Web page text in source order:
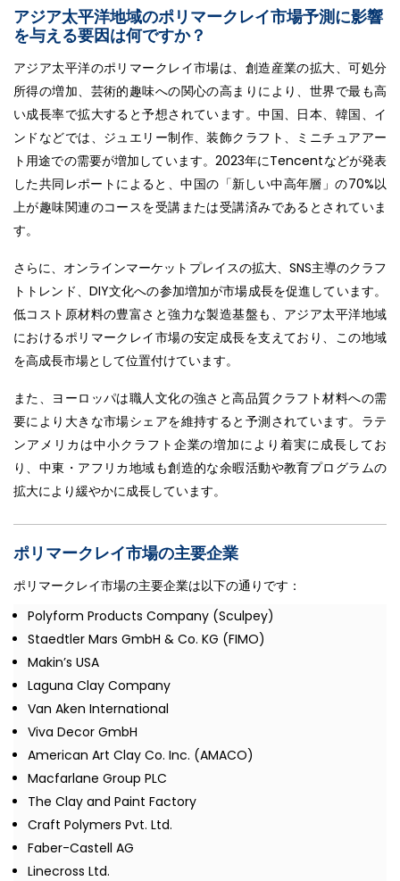
アジア太平洋地域のポリマークレイ市場予測に影響
を与える要因は何ですか？
アジア太平洋のポリマークレイ市場は、創造産業の拡大、可処分
所得の増加、芸術的趣味への関心の高まりにより、世界で最も高
い成長率で拡大すると予想されています。中国、日本、韓国、イ
ンドなどでは、ジュエリー制作、装飾クラフト、ミニチュアアー
ト用途での需要が増加しています。2023年にTencentなどが発表
した共同レポートによると、中国の「新しい中高年層」の70%以
上が趣味関連のコースを受講または受講済みであるとされていま
す。
さらに、オンラインマーケットプレイスの拡大、SNS主導のクラフ
トトレンド、DIY文化への参加増加が市場成長を促進しています。
低コスト原材料の豊富さと強力な製造基盤も、アジア太平洋地域
におけるポリマークレイ市場の安定成長を支えており、この地域
を高成長市場として位置付けています。
また、ヨーロッパは職人文化の強さと高品質クラフト材料への需
要により大きな市場シェアを維持すると予測されています。ラテ
ンアメリカは中小クラフト企業の増加により着実に成長してお
り、中東・アフリカ地域も創造的な余暇活動や教育プログラムの
拡大により緩やかに成長しています。
ポリマークレイ市場の主要企業
ポリマークレイ市場の主要企業は以下の通りです：
Polyform Products Company (Sculpey)
Staedtler Mars GmbH & Co. KG (FIMO)
Makin’s USA
Laguna Clay Company
Van Aken International
Viva Decor GmbH
American Art Clay Co. Inc. (AMACO)
Macfarlane Group PLC
The Clay and Paint Factory
Craft Polymers Pvt. Ltd.
Faber-Castell AG
Linecross Ltd.